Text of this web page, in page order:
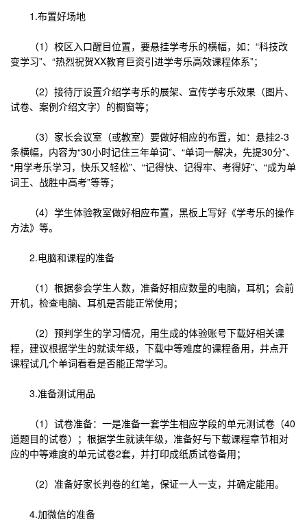
1.布置好场地
（1）校区入口醒目位置，要悬挂学考乐的横幅，如：“科技改
变学习”、“热烈祝贺XX教育巨资引进学考乐高效课程体系”；
（2）接待厅设置介绍学考乐的展架、宣传学考乐效果（图片、
试卷、案例介绍文字）的橱窗等；
（3）家长会议室（或教室）要做好相应的布置，如：悬挂2-3
条横幅，内容为“30小时记住三年单词”、“单词一解决，先提30分”、
“用学考乐学习，快乐又轻松”、“记得快、记得牢、考得好”、“成为单
词王、战胜中高考”等等；
（4）学生体验教室做好相应布置，黑板上写好《学考乐的操作
方法》等。
2.电脑和课程的准备
（1）根据参会学生人数，准备好相应数量的电脑，耳机；会前
开机，检查电脑、耳机是否能正常使用；
（2）预判学生的学习情况，用生成的体验账号下载好相关课
程，建议根据学生的就读年级，下载中等难度的课程备用，并点开
课程试几个单词看看是否能正常学习。
3.准备测试用品
（1）试卷准备：一是准备一套学生相应学段的单元测试卷（40
道题目的试卷）；根据学生就读年级，准备好与下载课程章节相对
应的中等难度的单元试卷2套，并打印成纸质试卷备用；
（2）准备好家长判卷的红笔，保证一人一支，并确定能用。
4.加微信的准备